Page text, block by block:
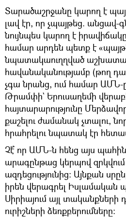
Տարածաշրջանը կարող է
լավ էր, որ չպայթեց. անցավ-
նույնպես կարող է
համար արդեն պետք է
նպատակաուղղված
հավանականությամբ (թող
չգա նրանց, ում համար ԱՄՆ-
Թրամփի` Երուսաղեմի
հայտարարությունը
քաշելու ժամանակ չտալու,
հրահրելու նպատակ էր
Չէ՞ որ ԱՄՆ-ն հենց այս
արագընթաց կերպով զրկվում
ազդեցությունից։ Այնքան
իրեն վերագրել Իսլամական
Սիրիայում այլ տականքների
ուրիշների ձեռքբերումները։